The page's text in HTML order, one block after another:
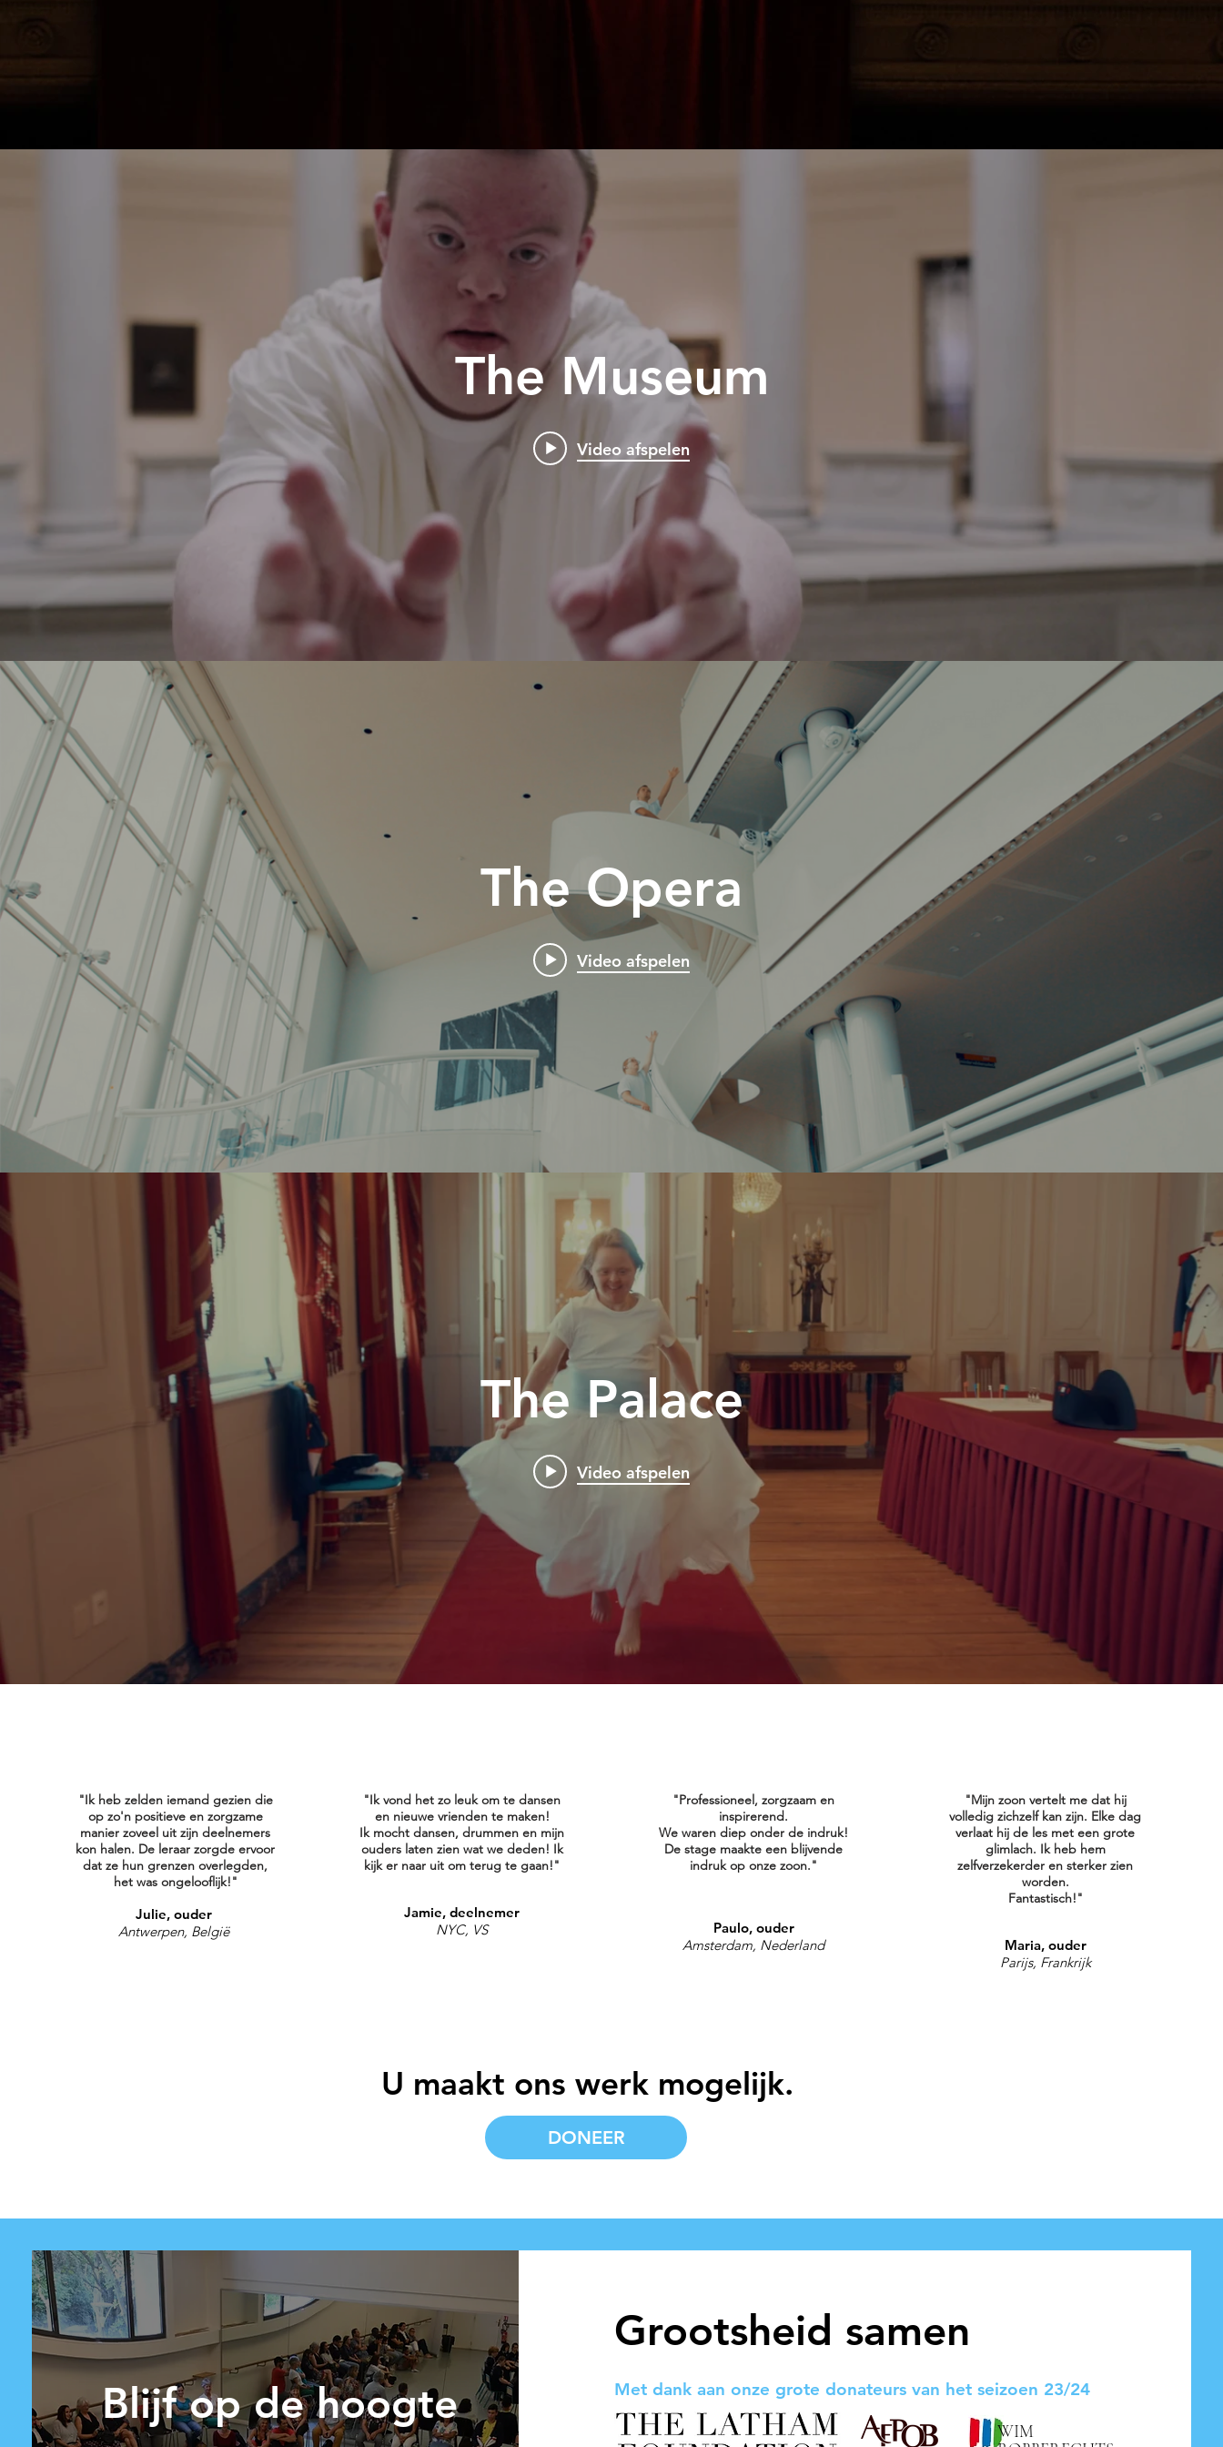
The Museum
Video afspelen
The Opera
Video afspelen
The Palace
Video afspelen
"Ik heb zelden iemand gezien die
op zo'n positieve en zorgzame
manier zoveel uit zijn deelnemers
kon halen. De leraar zorgde ervoor
dat ze hun grenzen overlegden,
het was ongelooflijk!"
Julie, ouder
Antwerpen, België
"Ik vond het zo leuk om te dansen
en nieuwe vrienden te maken!
Ik mocht dansen, drummen en mijn
ouders laten zien wat we deden! Ik
kijk er naar uit om terug te gaan!"
Jamie, deelnemer
NYC, VS
"Professioneel, zorgzaam en
inspirerend.
We waren diep onder de indruk!
De stage maakte een blijvende
indruk op onze zoon."
Paulo, ouder
Amsterdam, Nederland
"Mijn zoon vertelt me dat hij
volledig zichzelf kan zijn. Elke dag
verlaat hij de les met een grote
glimlach. Ik heb hem
zelfverzekerder en sterker zien
worden.
Fantastisch!"
Maria, ouder
Parijs, Frankrijk
U maakt ons werk mogelijk.
DONEER
Blijf op de hoogte
Grootsheid samen
Met dank aan onze grote donateurs van het seizoen 23/24
WIM